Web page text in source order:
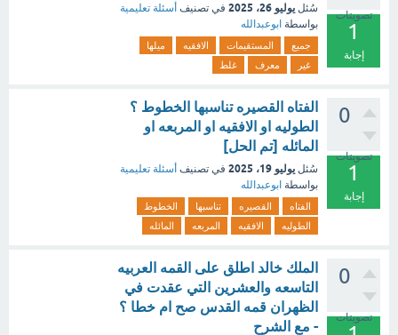
تصويتات
1
إجابة
سُئل يوليو 26، 2025 في تصنيف أسئلة تعليمية
بواسطة ابوعبدالله
جميع المستقيمات الافقيه
ميلها
غير
معرف غلط
0
تصويتات
1
إجابة
الفتاه القصيره تناسبها الخطوط ؟
الطوليه او الافقيه او المربعه او
المائله [تم الحل]
سُئل يوليو 19، 2025 في تصنيف أسئلة تعليمية
بواسطة ابوعبدالله
الفتاه القصيره تناسبها
الخطوط
الطوليه
الافقيه المربعه المائله
0
تصويتات
الملك خالد اطلق على القمه العربيه
التاسعه والعشرين التي عقدت في
الظهران قمه القدس صح ام خطا ؟
- مع الشرح